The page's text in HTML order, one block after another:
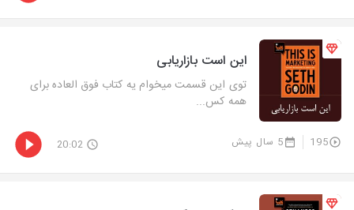
این است بازاریابی
توی این قسمت میخوام یه کتاب فوق العاده برای
همه کس...
195 5 سال پیش 20:02